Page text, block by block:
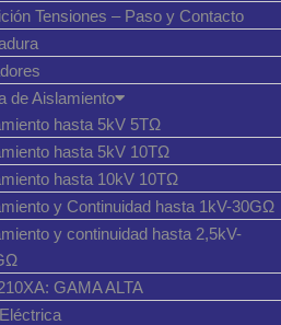
Tensiones – Paso y Contacto
de Aislamiento
hasta 5kV 5TΩ
hasta 5kV 10TΩ
hasta 10kV 10TΩ
y Continuidad hasta 1kV-30GΩ
y continuidad hasta 2,5kV-
GAMA ALTA